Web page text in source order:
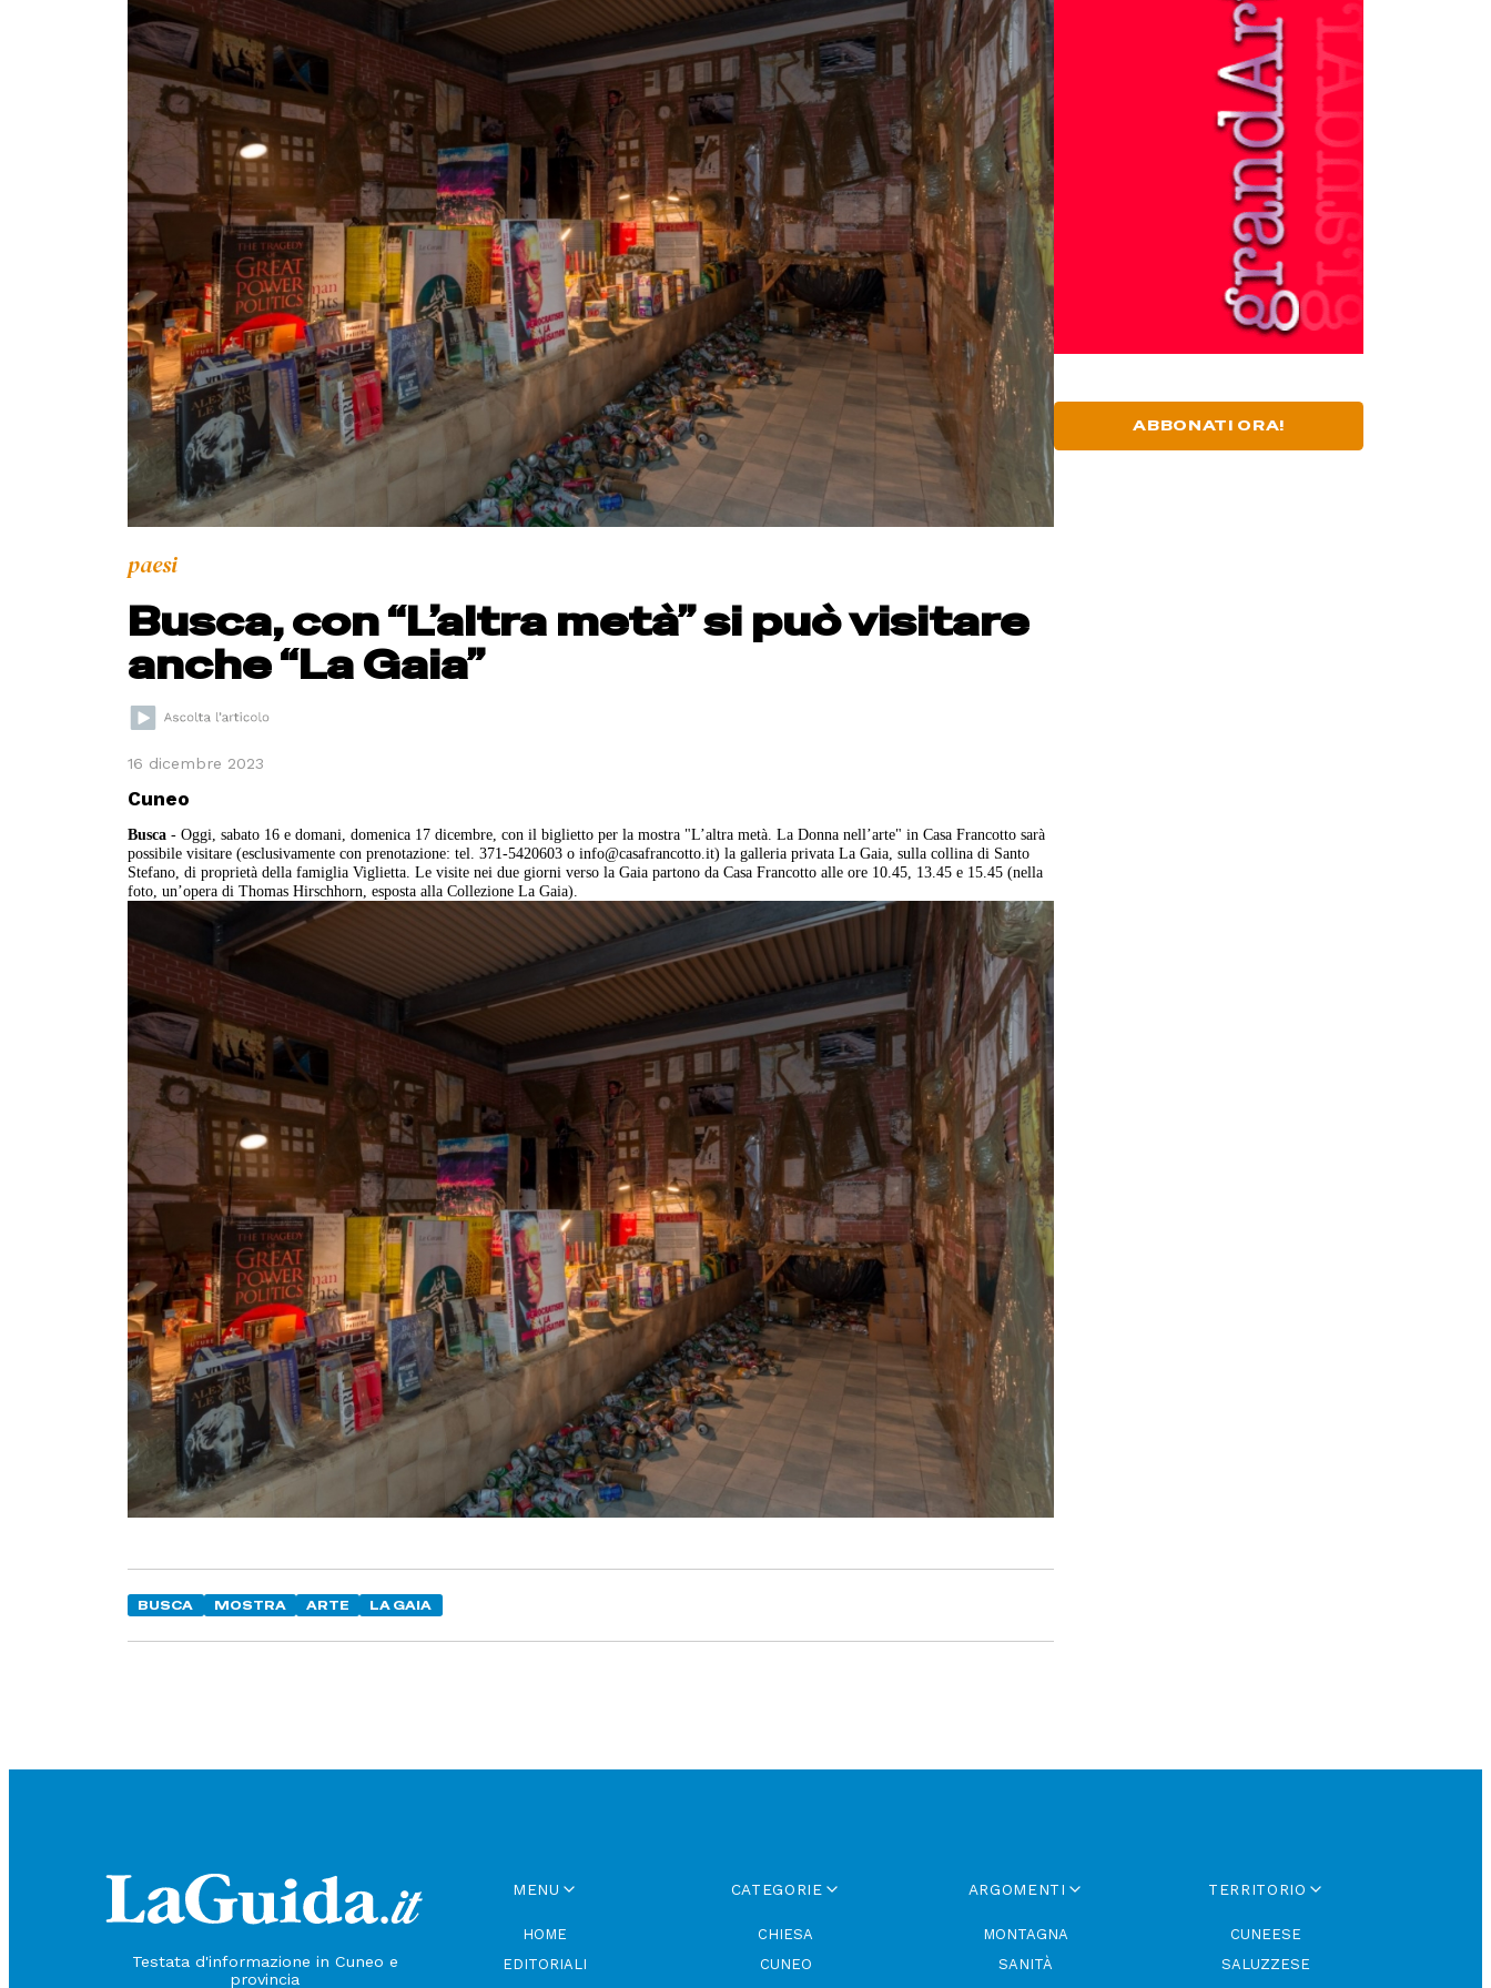
paesi
Busca, con “L’altra metà” si può visitare
anche “La Gaia”
16 dicembre 2023
Cuneo
Busca - Oggi, sabato 16 e domani, domenica 17 dicembre, con il biglietto per la mostra "L’altra metà. La Donna nell’arte" in Casa Francotto sarà
possibile visitare (esclusivamente con prenotazione: tel. 371-5420603 o info@casafrancotto.it) la galleria privata La Gaia, sulla collina di Santo
Stefano, di proprietà della famiglia Viglietta. Le visite nei due giorni verso la Gaia partono da Casa Francotto alle ore 10.45, 13.45 e 15.45 (nella
foto, un’opera di Thomas Hirschhorn, esposta alla Collezione La Gaia).
BUSCA MOSTRA ARTE LA GAIA
ABBONATI ORA!
Testata d'informazione in Cuneo e
provincia
MENU
HOME
EDITORIALI
CATEGORIE
CHIESA
CUNEO
ARGOMENTI
MONTAGNA
SANITÀ
TERRITORIO
CUNEESE
SALUZZESE